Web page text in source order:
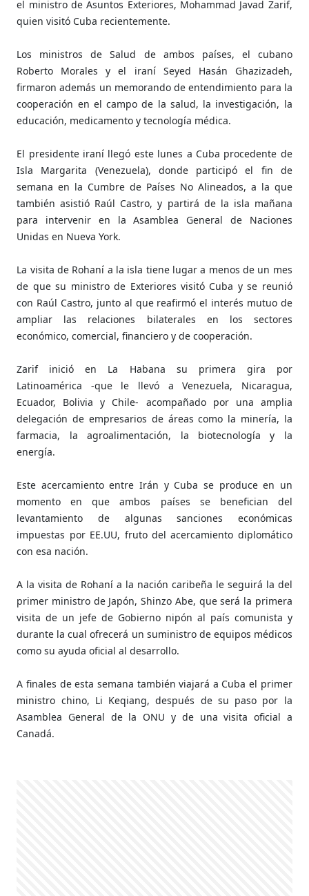
el ministro de Asuntos Exteriores, Mohammad Javad Zarif,
quien visitó Cuba recientemente.
Los ministros de Salud de ambos países, el cubano
Roberto Morales y el iraní Seyed Hasán Ghazizadeh,
firmaron además un memorando de entendimiento para la
cooperación en el campo de la salud, la investigación, la
educación, medicamento y tecnología médica.
El presidente iraní llegó este lunes a Cuba procedente de
Isla Margarita (Venezuela), donde participó el fin de
semana en la Cumbre de Países No Alineados, a la que
también asistió Raúl Castro, y partirá de la isla mañana
para intervenir en la Asamblea General de Naciones
Unidas en Nueva York.
La visita de Rohaní a la isla tiene lugar a menos de un mes
de que su ministro de Exteriores visitó Cuba y se reunió
con Raúl Castro, junto al que reafirmó el interés mutuo de
ampliar las relaciones bilaterales en los sectores
económico, comercial, financiero y de cooperación.
Zarif inició en La Habana su primera gira por
Latinoamérica -que le llevó a Venezuela, Nicaragua,
Ecuador, Bolivia y Chile- acompañado por una amplia
delegación de empresarios de áreas como la minería, la
farmacia, la agroalimentación, la biotecnología y la
energía.
Este acercamiento entre Irán y Cuba se produce en un
momento en que ambos países se benefician del
levantamiento de algunas sanciones económicas
impuestas por EE.UU, fruto del acercamiento diplomático
con esa nación.
A la visita de Rohaní a la nación caribeña le seguirá la del
primer ministro de Japón, Shinzo Abe, que será la primera
visita de un jefe de Gobierno nipón al país comunista y
durante la cual ofrecerá un suministro de equipos médicos
como su ayuda oficial al desarrollo.
A finales de esta semana también viajará a Cuba el primer
ministro chino, Li Keqiang, después de su paso por la
Asamblea General de la ONU y de una visita oficial a
Canadá.